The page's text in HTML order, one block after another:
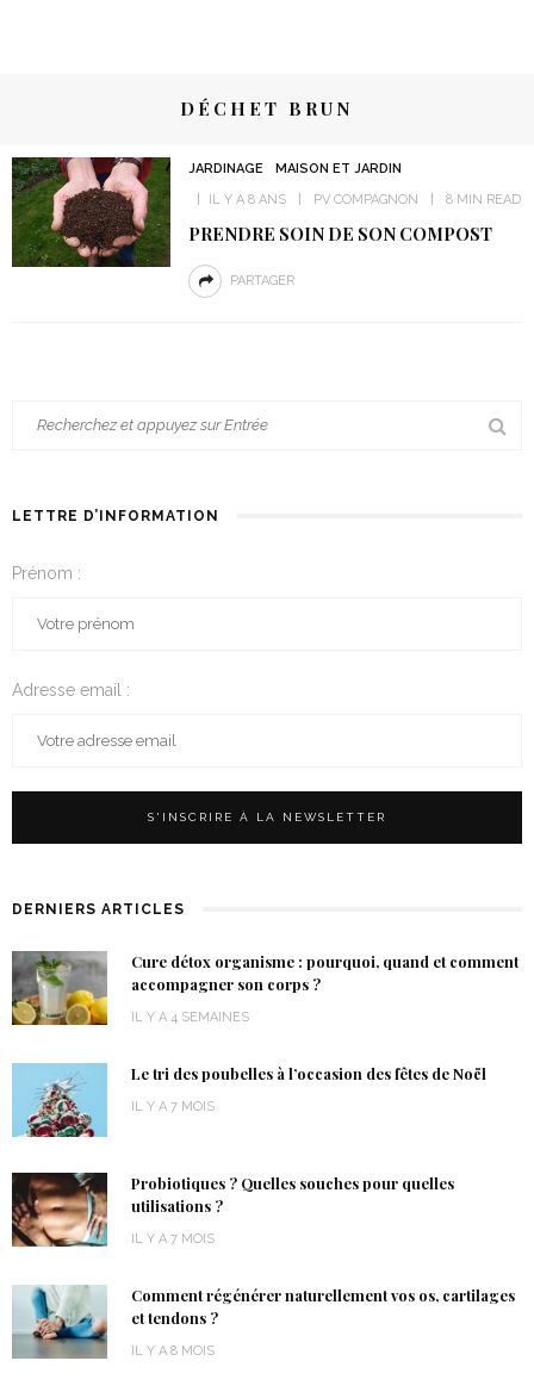
DÉCHET BRUN
JARDINAGE
MAISON ET JARDIN
IL Y A 8 ANS
PV COMPAGNON 8 MIN READ
PRENDRE SOIN DE SON COMPOST
PARTAGER
LETTRE D’INFORMATION
Prénom :
Adresse email :
DERNIERS ARTICLES
Cure détox organisme : pourquoi, quand et comment
accompagner son corps ?
IL Y A 4 SEMAINES
Le tri des poubelles à l’occasion des fêtes de Noël
IL Y A 7 MOIS
Probiotiques ? Quelles souches pour quelles
utilisations ?
IL Y A 7 MOIS
Comment régénérer naturellement vos os, cartilages
et tendons ?
IL Y A 8 MOIS